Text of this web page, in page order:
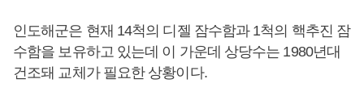
인도해군은 현재 14척의 디젤 잠수함과 1척의 핵추진 잠
수함을 보유하고 있는데 이 가운데 상당수는 1980년대
건조돼 교체가 필요한 상황이다.